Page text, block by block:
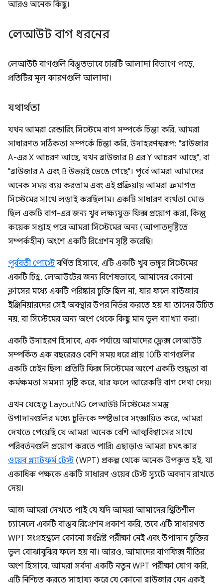
আরও অনেক কিছু।
লেআউট বাগ ধরনের
লেআউট বাগগুলি বিস্তৃতভাবে চারটি আলাদা বিভাগে পড়ে,
প্রতিটির মূল কারণগুলি আলাদা।
যথার্থতা
যখন আমরা রেন্ডারিং সিস্টেমে বাগ সম্পর্কে চিন্তা করি, আমরা
সাধারণত সঠিকতা সম্পর্কে চিন্তা করি, উদাহরণস্বরূপ: "ব্রাউজার
A-এর X আচরণ আছে, যখন ব্রাউজার B এর Y আচরণ আছে", বা
"ব্রাউজার A এবং B উভয়ই ভেঙে গেছে"। পূর্বে আমরা আমাদের
অনেক সময় ব্যয় করতাম এবং এই প্রক্রিয়ায় আমরা ক্রমাগত
সিস্টেমের সাথে লড়াই করছিলাম। একটি সাধারণ ব্যর্থতা মোড
ছিল একটি বাগ-এর জন্য খুব লক্ষ্যযুক্ত ফিক্স প্রয়োগ করা, কিন্তু
কয়েক সপ্তাহ পরে আমরা সিস্টেমের অন্য (আপাতদৃষ্টিতে
সম্পর্কহীন) অংশে একটি রিগ্রেশন সৃষ্টি করেছি।
পূর্ববর্তী পোস্টেবর্ণিত হিসাবে, এটি একটি খুব ভঙ্গুর সিস্টেমের
একটি চিহ্ন. লেআউটের জন্য বিশেষভাবে, আমাদের কোনো
ক্লাসের মধ্যে একটি পরিষ্কার চুক্তি ছিল না, যার ফলে ব্রাউজার
ইঞ্জিনিয়ারদের সেই অবস্থার উপর নির্ভর করতে হয় যা তাদের উচিত
নয়, বা সিস্টেমের অন্য অংশ থেকে কিছু মান ভুল ব্যাখ্যা করা।
একটি উদাহরণ হিসাবে, এক পর্যায়ে আমাদের ফ্লেক্স লেআউট
সম্পর্কিত এক বছরেরও বেশি সময় ধরে প্রায় 10টি বাগগুলির
একটি চেইন ছিল৷ প্রতিটি ফিক্স সিস্টেমের অংশে একটি শুদ্ধতা বা
কর্মক্ষমতা সমস্যা সৃষ্টি করে, যার ফলে আরেকটি বাগ দেখা দেয়।
এখন যেহেতু LayoutNG লেআউট সিস্টেমের সমস্ত
উপাদানগুলির মধ্যে চুক্তিকে স্পষ্টভাবে সংজ্ঞায়িত করে, আমরা
দেখতে পেয়েছি যে আমরা অনেক বেশি আত্মবিশ্বাসের সাথে
পরিবর্তনগুলি প্রয়োগ করতে পারি৷ এছাড়াও আমরা চমৎকার
ওয়েব প্ল্যাটফর্ম টেস্ট(WPT) প্রকল্প থেকে অনেক উপকৃত হই, যা
একাধিক পক্ষকে একটি সাধারণ ওয়েব টেস্ট স্যুটে অবদান রাখতে
দেয়।
আজ আমরা দেখতে পাই যে যদি আমরা আমাদের স্থিতিশীল
চ্যানেলে একটি বাস্তব রিগ্রেশন প্রকাশ করি, তবে এটি সাধারণত
WPT সংগ্রহস্থলে কোনো সংশ্লিষ্ট পরীক্ষা নেই এবং উপাদান চুক্তির
ভুল বোঝাবুঝির ফলে হয় না। আরও, আমাদের বাগফিক্স নীতির
অংশ হিসাবে, আমরা সর্বদা একটি নতুন WPT পরীক্ষা যোগ করি,
এটি নিশ্চিত করতে সাহায্য করে যে কোনো ব্রাউজার যেন একই